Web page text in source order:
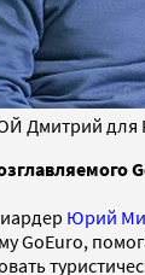
Дмитрий для
Юрий
GoEuro,